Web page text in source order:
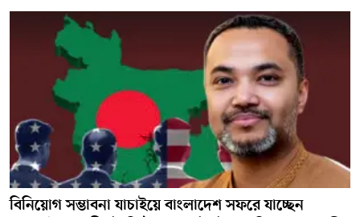
বিনিয়োগ সম্ভাবনা যাচাইয়ে বাংলাদেশ সফরে যাচ্ছেন